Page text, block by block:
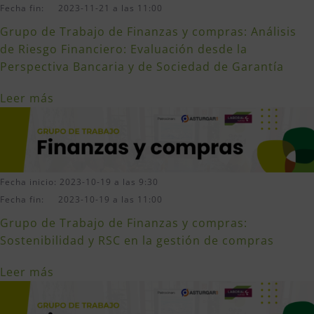
Fecha fin: 2023-11-21 a las 11:00
Grupo de Trabajo de Finanzas y compras: Análisis
de Riesgo Financiero: Evaluación desde la
Perspectiva Bancaria y de Sociedad de Garantía
Leer más
Fecha inicio: 2023-10-19 a las 9:30
Fecha fin: 2023-10-19 a las 11:00
Grupo de Trabajo de Finanzas y compras:
Sostenibilidad y RSC en la gestión de compras
Leer más